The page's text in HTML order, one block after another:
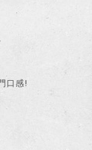
口感!
意